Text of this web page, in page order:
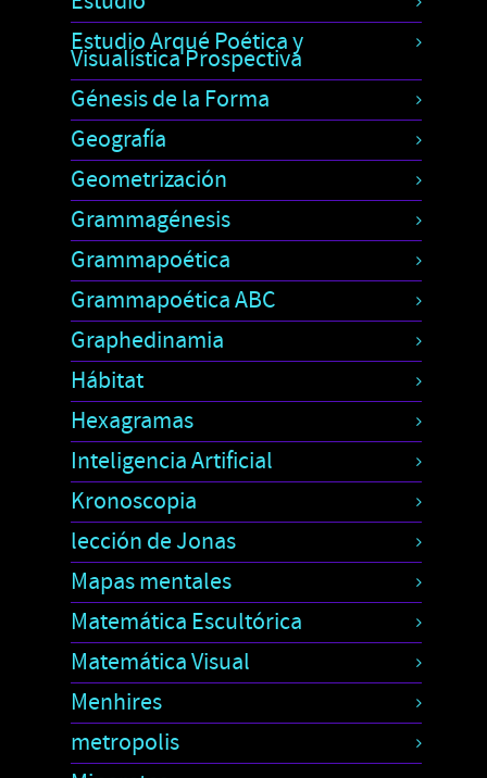
Estudio Arqué Poética y
Visualística Prospectiva
Génesis de la Forma
Geografía
Geometrización
Grammagénesis
Grammapoética
Grammapoética ABC
Graphedinamia
Hábitat
Hexagramas
Inteligencia Artificial
Kronoscopia
lección de Jonas
Mapas mentales
Matemática Escultórica
Matemática Visual
Menhires
metropolis